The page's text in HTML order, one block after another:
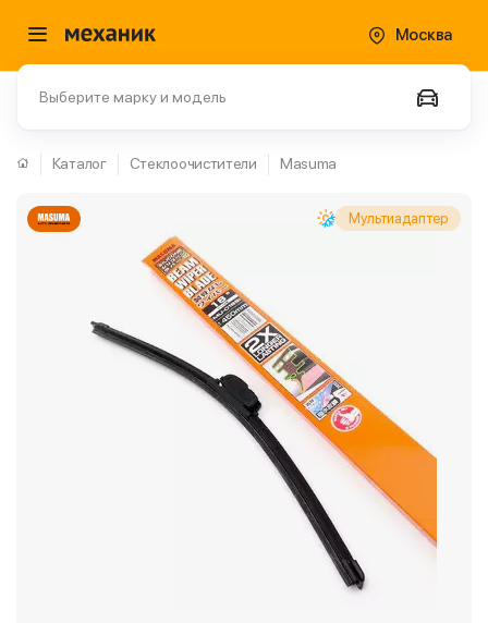
Москва
Выберите марку и модель
Каталог Стеклоочистители Masuma
Мультиадаптер